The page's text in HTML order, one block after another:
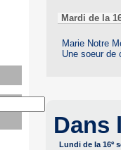
Mardi de la
Marie Notre
Une soeur
Dans
Lundi de la 16e